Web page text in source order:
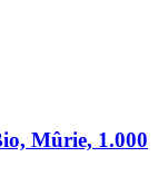
Mûrie, 1.000